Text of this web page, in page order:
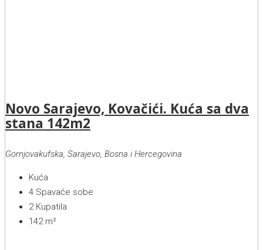
Novo Sarajevo, Kovačići. Kuća sa dva
stana 142m2
Gornjovakufska, Sarajevo, Bosna i Hercegovina
Kuća
4 Spavaće sobe
2 Kupatila
142 m²